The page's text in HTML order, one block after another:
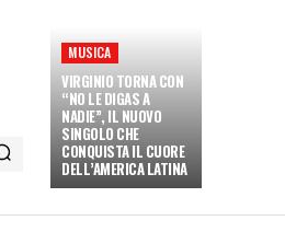
MUSICA
VIRGINIO TORNA CON
“NO LE DIGAS A
NADIE”, IL NUOVO
SINGOLO CHE
CONQUISTA IL CUORE
DELL’AMERICA LATINA